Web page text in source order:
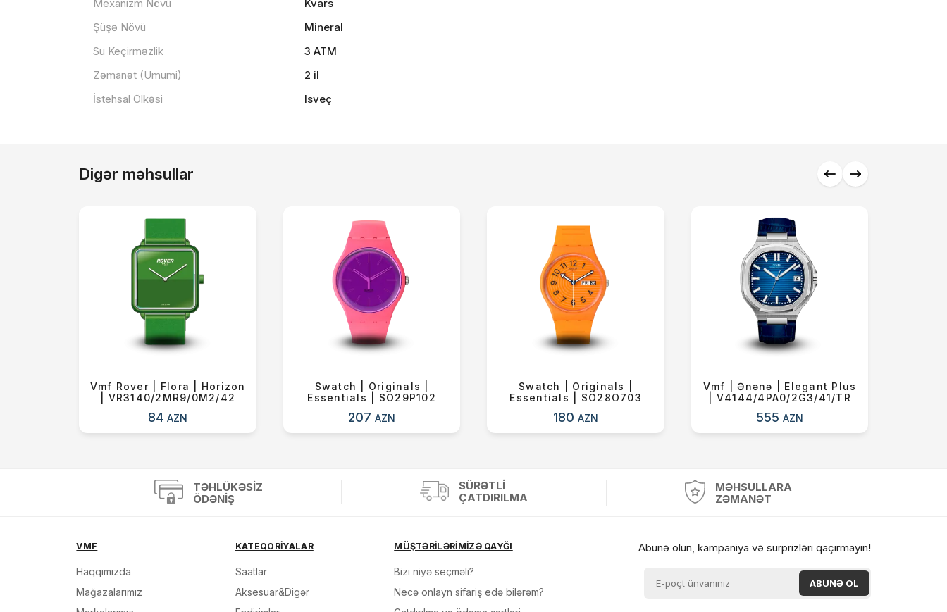
Mexanizm Növü
Kvars
Şüşə Növü
Mineral
Su Keçirməzlik
3 ATM
Zəmanət (Ümumi)
2 il
İstehsal Ölkəsi
Isveç
Digər məhsullar
Vmf Rover | Flora | Horizon
| VR3140/2MR9/0M2/42
84AZN
Swatch | Originals |
Essentials | SO29P102
207AZN
Swatch | Originals |
Essentials | SO28O703
180AZN
Vmf | Ənənə | Elegant Plus
| V4144/4PA0/2G3/41/TR
555AZN
TƏHLÜKƏSIZ
ÖDƏNIŞ
SÜRƏTLI
ÇATDIRILMA
MƏHSULLARA
ZƏMANƏT
VMF
Haqqımızda
Mağazalarımız
KATEQORİYALAR
Saatlar
Aksesuar&Digər
MÜŞTƏRİLƏRİMİZƏ QAYĞI
Bizi niyə seçməli?
Necə onlayn sifariş edə bilərəm?
Abunə olun, kampaniya və sürprizləri qaçırmayın!